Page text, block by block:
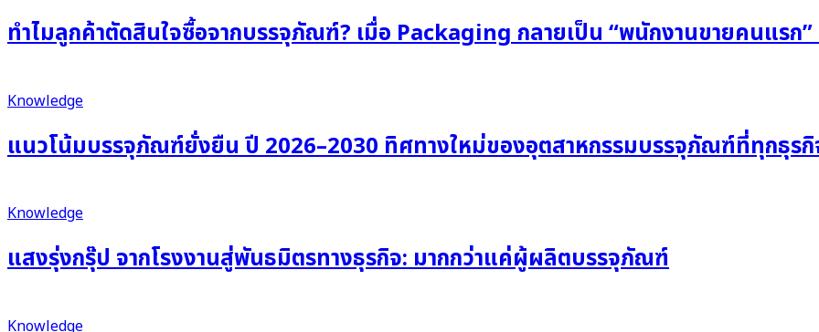
ทำไมลูกค้าตัดสินใจซื้อจากบรรจุภัณฑ์? เมื่อ Packaging กลายเป็น “พนักงานขายคนแรก
Knowledge
แนวโน้มบรรจุภัณฑ์ยั่งยืน ปี 2026–2030 ทิศทางใหม่ของอุตสาหกรรมบรรจุภัณฑ์ที่ทุกธุร
Knowledge
แสงรุ่งกรุ๊ป จากโรงงานสู่พันธมิตรทางธุรกิจ: มากกว่าแค่ผู้ผลิตบรรจุภัณฑ์
Knowledge